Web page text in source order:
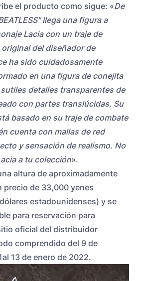
el producto como sigue: «De
llega una figura a
Lacia con un traje de
del diseñador de
ha sido cuidadosamente
en una figura de conejita
detalles transparentes de
con partes translúcidas. Su
basado en su traje de combate
cuenta con mallas de red
y sensación de realismo. No
a tu colección».
altura de aproximadamente
precio de 33,000 yenes
estadounidenses) y se
para reservación para
oficial del distribuidor
comprendido del 9 de
13 de enero de 2022.